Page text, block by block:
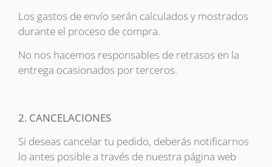
Los gastos de envío serán calculados y mostrados
durante el proceso de compra.
No nos hacemos responsables de retrasos en la
entrega ocasionados por terceros.
2. CANCELACIONES
Si deseas cancelar tu pedido, deberás notificarnos
lo antes posible a través de nuestra página web